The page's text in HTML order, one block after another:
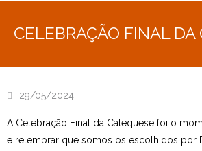
Consulta
CELEBRAÇÃO FINAL DA
29/05/2024
A Celebração Final da Catequese foi o
e relembrar que somos os escolhidos por